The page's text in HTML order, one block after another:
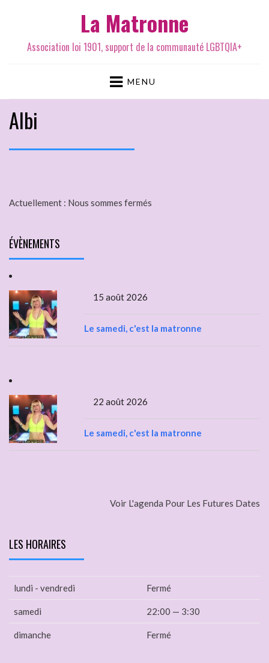
La Matronne
Association loi 1901, support de la communauté LGBTQIA+
MENU
Albi
Actuellement : Nous sommes fermés
ÉVÈNEMENTS
15 août 2026
Le samedi, c'est la matronne
22 août 2026
Le samedi, c'est la matronne
Voir L'agenda Pour Les Futures Dates
LES HORAIRES
lundi - vendredi Fermé
samedi 22:00 — 3:30
dimanche Fermé